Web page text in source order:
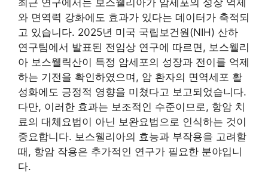
최근 연구에서는 보스웰리아가 암세포의 성장 억제
와 면역력 강화에도 효과가 있다는 데이터가 축적되
고 있습니다. 2025년 미국 국립보건원(NIH) 산하
연구팀에서 발표된 전임상 연구에 따르면, 보스웰리
아 보스웰릭산이 특정 암세포의 성장과 전이를 억제
하는 기전을 확인하였으며, 암 환자의 면역세포 활
성화에도 긍정적 영향을 미쳤다고 보고되었습니다.
다만, 이러한 효과는 보조적인 수준이므로, 항암 치
료의 대체요법이 아닌 보완요법으로 인식하는 것이
중요합니다. 보스웰리아의 효능과 부작용을 고려할
때, 항암 작용은 추가적인 연구가 필요한 분야입니
다.